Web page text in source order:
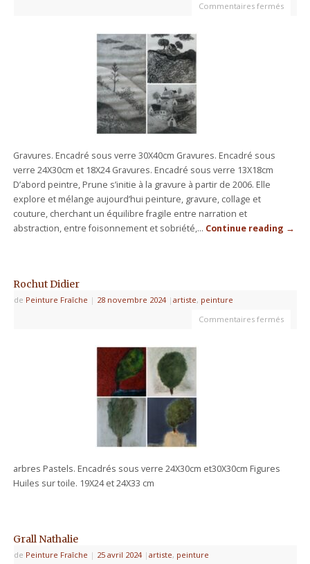
Commentaires fermés
Gravures. Encadré sous verre 30X40cm Gravures. Encadré sous
verre 24X30cm et 18X24 Gravures. Encadré sous verre 13X18cm
D’abord peintre, Prune s’initie à la gravure à partir de 2006. Elle
explore et mélange aujourd’hui peinture, gravure, collage et
couture, cherchant un équilibre fragile entre narration et
abstraction, entre foisonnement et sobriété,… Continue reading →
Rochut Didier
de Peinture Fraîche | 28 novembre 2024 | artiste, peinture
Commentaires fermés
arbres Pastels. Encadrés sous verre 24X30cm et30X30cm Figures
Huiles sur toile. 19X24 et 24X33 cm
Grall Nathalie
de Peinture Fraîche | 25 avril 2024 | artiste, peinture